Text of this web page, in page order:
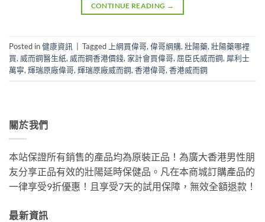
CONTINUE READING →
Posted in健康資訊 Tagged 上網買偉哥, 偉哥網購, 壯陽藥, 壯陽藥哪裡
買, 威而鋼醫生紙, 威而鋼香港價錢, 家計會買偉哥, 屈臣氏威而鋼, 犀利士
萬寧, 輝瑞原廠偉哥, 輝瑞原廠威而鋼, 香港偉哥, 香港威而鋼
關於我們
本站保證所有銷售的產品均為原裝正品！為廣大香港男性朋
友分享正品有效的壯陽延時保健品。凡在本商城訂購產品的
一律享受9折優惠！且享受7天的試用保障，無效全額退款！
最新資訊